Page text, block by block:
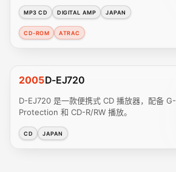
MP3 CD DIGITAL AMP JAPAN
CD-ROM ATRAC
2005D-EJ720
D-EJ720 是一款便携式 CD 播放器，配备 G-
Protection 和 CD-R/RW 播放。
CD JAPAN